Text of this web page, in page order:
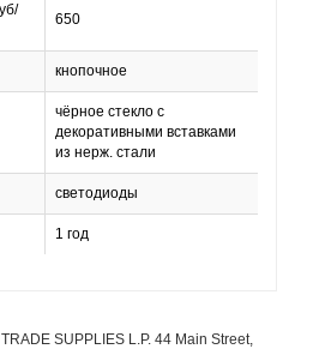
650
кнопочное
чёрное стекло с
декоративными вставками
из нерж. стали
светодиоды
1 год
SUPPLIES L.P. 44 Main Street,